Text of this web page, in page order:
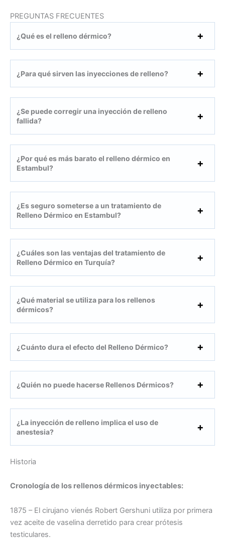
PREGUNTAS FRECUENTES
¿Qué es el relleno dérmico?
¿Para qué sirven las inyecciones de relleno?
¿Se puede corregir una inyección de relleno
fallida?
¿Por qué es más barato el relleno dérmico en
Estambul?
¿Es seguro someterse a un tratamiento de
Relleno Dérmico en Estambul?
¿Cuáles son las ventajas del tratamiento de
Relleno Dérmico en Turquía?
¿Qué material se utiliza para los rellenos
dérmicos?
¿Cuánto dura el efecto del Relleno Dérmico?
¿Quién no puede hacerse Rellenos Dérmicos?
¿La inyección de relleno implica el uso de
anestesia?
Historia
Cronología de los rellenos dérmicos inyectables:
1875 – El cirujano vienés Robert Gershuni utiliza por primera
vez aceite de vaselina derretido para crear prótesis
testiculares.